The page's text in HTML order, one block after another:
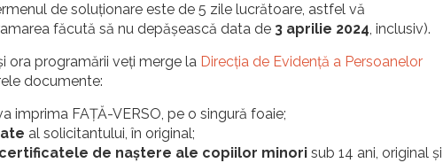
de soluționare este de 5 zile lucrătoare, astfel vă
făcută să nu depășească data de 3 aprilie 2024, inclusiv).
ora programării veți merge la Direcția de Evidență a Persoanelor
documente:
imprima FAŢĂ-VERSO, pe o singură foaie;
al solicitantului, în original;
certificatele de naştere ale copiilor minori sub 14 ani, original şi